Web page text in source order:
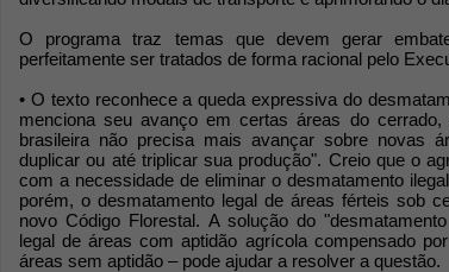
O programa traz temas que devem gerar
perfeitamente ser tratados de forma racional pelo
• O texto reconhece a queda expressiva do
menciona seu avanço em certas áreas do cerrado,
brasileira não precisa mais avançar sobre novas
duplicar ou até triplicar sua produção". Creio que o
com a necessidade de eliminar o desmatamento
porém, o desmatamento legal de áreas férteis sob
novo Código Florestal. A solução do
legal de áreas com aptidão agrícola compensado
áreas sem aptidão – pode ajudar a resolver a questão.